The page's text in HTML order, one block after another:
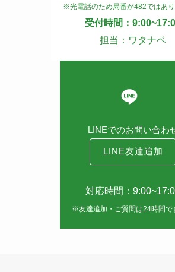
※光電話のため局番が482ではあり
受付時間：
担当：ワタナベ
LINEでのお問い合わ
LINE友達追加
対応時間：
※友達追加・ご質問は24時間で